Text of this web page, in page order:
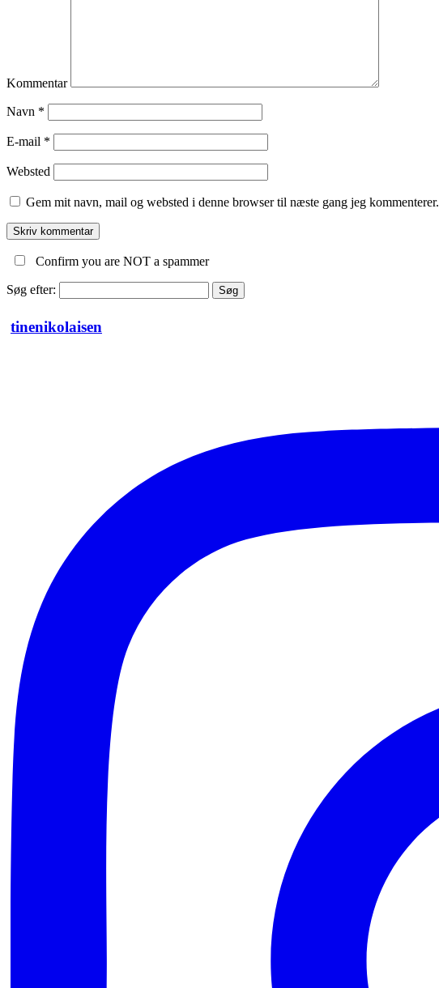
Kommentar
Navn *
E-mail *
Websted
Gem mit navn, mail og websted i denne browser til næste gang jeg kommenterer.
Confirm you are NOT a spammer
Søg efter:
tinenikolaisen